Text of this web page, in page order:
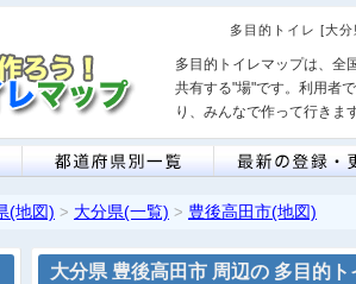
多目的トイレ [大
多目的トイレマップは、全
共有する"場"です。利用者
り、みんなで作って行きま
(地図) > 大分県(一覧) > 豊後高田市(地図)
大分県 豊後高田市 周辺の 多目的ト